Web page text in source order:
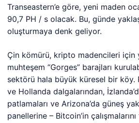
Transeastern’e göre, yeni maden
90,7 PH / s olacak. Bu, günde
oluşturmaya denk geliyor.
Çin kömürü, kripto madencileri için
muhteşem “Gorges” barajları
sektörü hala büyük küresel bir köy.
ve Hollanda dalgalarından,
patlamaları ve Arizona’da güneş
panellerine – Bitcoin’in